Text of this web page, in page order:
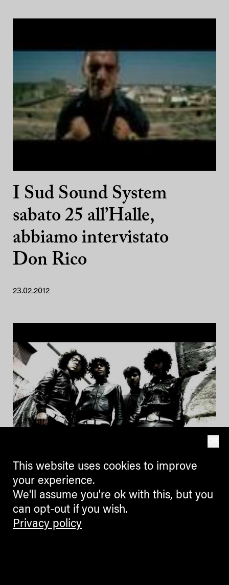
I Sud Sound System
sabato 25 all’Halle,
abbiamo intervistato
Don Rico
23.02.2012
Rafanass 2011:
Rovereto vibra!
This website uses cookies to improve
your experience.
We'll assume you're ok with this, but you
can opt-out if you wish.
Privacy policy